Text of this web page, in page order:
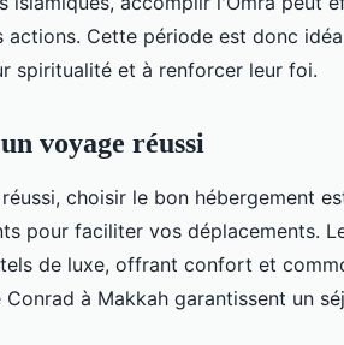
actions. Cette période est donc
spiritualité et à renforcer leur foi.
voyage réussi
réussi, choisir le bon hébergement
pour faciliter vos déplacements.
de luxe, offrant confort et
à Makkah garantissent un